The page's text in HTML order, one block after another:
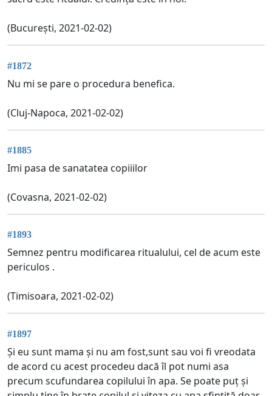
(București, 2021-02-02)
#1872
Nu mi se pare o procedura benefica.
(Cluj-Napoca, 2021-02-02)
#1885
Imi pasa de sanatatea copiiilor
(Covasna, 2021-02-02)
#1893
Semnez pentru modificarea ritualului, cel de acum este
periculos .
(Timisoara, 2021-02-02)
#1897
Și eu sunt mama și nu am fost,sunt sau voi fi vreodata
de acord cu acest procedeu dacă îl pot numi asa
precum scufundarea copilului în apa. Se poate puț și